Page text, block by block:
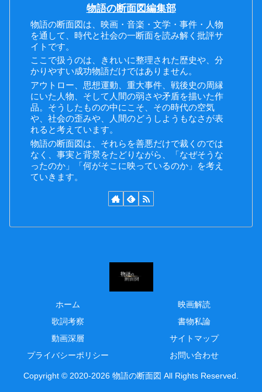
物語の断面図編集部
物語の断面図は、映画・音楽・文学・事件・人物
を通して、時代と社会の一断面を読み解く批評サ
イトです。
ここで扱うのは、きれいに整理された歴史や、分
かりやすい成功物語だけではありません。
アウトロー、思想運動、重大事件、戦後史の周縁
にいた人物、そして人間の弱さや矛盾を描いた作
品。そうしたものの中にこそ、その時代の空気
や、社会の歪みや、人間のどうしようもなさが表
れると考えています。
物語の断面図は、それらを善悪だけで裁くのでは
なく、事実と背景をたどりながら、「なぜそうな
ったのか」「何がそこに映っているのか」を考え
ていきます。
ホーム
映画解読
歌詞考察
書物私論
動画深層
サイトマップ
プライバシーポリシー
お問い合わせ
Copyright © 2020-2026 物語の断面図 All Rights Reserved.